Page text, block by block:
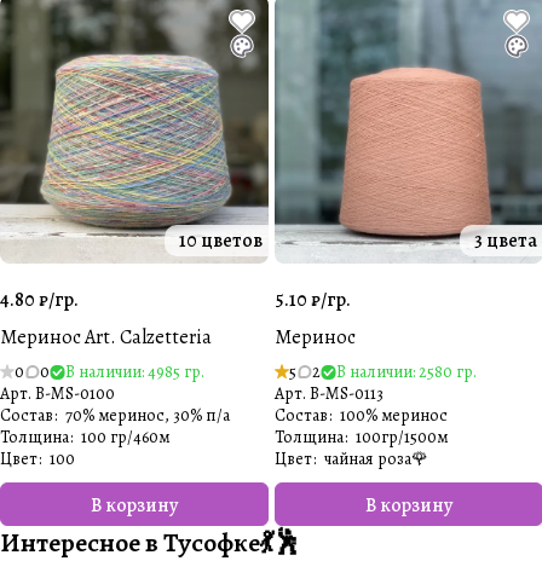
10 цветов
4.80 ₽/гр.
Меринос Art. Calzetteria
0 0
В наличии: 4985 гр.
Арт. B-MS-0100
В корзину
Состав: 70% меринос, 30% п/а
Толщина: 100 гр/460м
Цвет: 100
3 цвета
5.10 ₽/гр.
Меринос
5 2
В наличии: 2580 гр.
Арт. B-MS-0113
В корзину
Состав: 100% меринос
Толщина: 100гр/1500м
Цвет: чайная роза🌹
Интересное в Тусофке💃🕺